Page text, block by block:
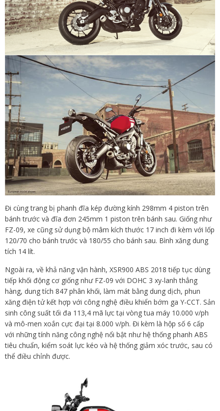
Đi cùng trang bị phanh đĩa kép đường kính 298mm 4 piston trên
bánh trước và đĩa đơn 245mm 1 piston trên bánh sau. Giống như
FZ-09, xe cũng sử dụng bộ mâm kích thước 17 inch đi kèm với lốp
120/70 cho bánh trước và 180/55 cho bánh sau. Bình xăng dung
tích 14 lít.
Ngoài ra, về khả năng vận hành, XSR900 ABS 2018 tiếp tục dùng
tiếp khối động cơ giống như FZ-09 với DOHC 3 xy-lanh thẳng
hàng, dung tích 847 phân khối, làm mát bằng dung dịch, phun
xăng điện tử kết hợp với công nghệ điều khiển bớm ga Y-CCT. Sản
sinh công suất tối đa 113,4 mã lực tại vòng tua máy 10.000 v/ph
và mô-men xoắn cực đại tại 8.000 v/ph. Đi kèm là hộp số 6 cấp
với những tính năng công nghệ nổi bật như hệ thống phanh ABS
tiêu chuẩn, kiểm soát lực kéo và hệ thống giảm xóc trước, sau có
thể điều chỉnh được.